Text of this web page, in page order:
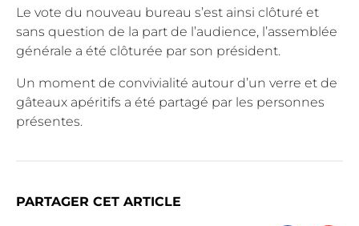
Le vote du nouveau bureau s’est ainsi clôturé et
sans question de la part de l’audience, l’assemblée
générale a été clôturée par son président.
Un moment de convivialité autour d’un verre et de
gâteaux apéritifs a été partagé par les personnes
présentes.
PARTAGER CET ARTICLE